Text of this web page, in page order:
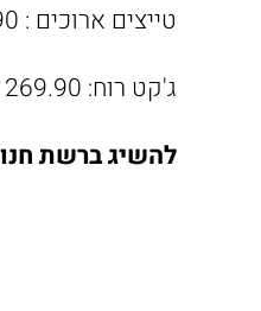
טייצים ארוכים : 159.90 ₪
ג'קט רוח: 269.90 ₪
להשיג ברשת